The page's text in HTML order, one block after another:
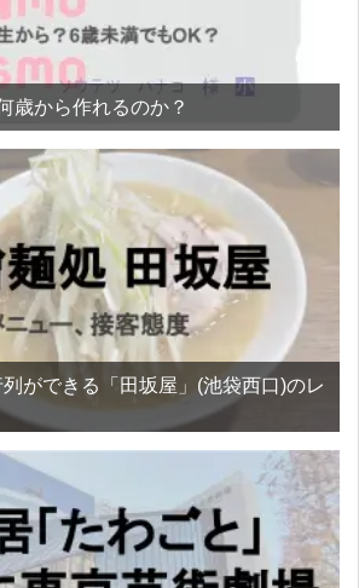
歳から作れるのか？
ができる「田坂屋」(池袋西口)のレ